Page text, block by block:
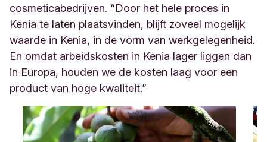
cosmeticabedrijven. “Door het hele proces in
Kenia te laten plaatsvinden, blijft zoveel mogelijk
waarde in Kenia, in de vorm van werkgelegenheid.
En omdat arbeidskosten in Kenia lager liggen dan
in Europa, houden we de kosten laag voor een
product van hoge kwaliteit.”